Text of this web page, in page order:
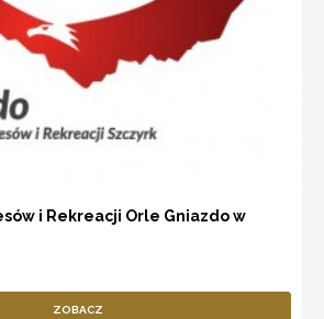
i Rekreacji Orle Gniazdo w
ZOBACZ